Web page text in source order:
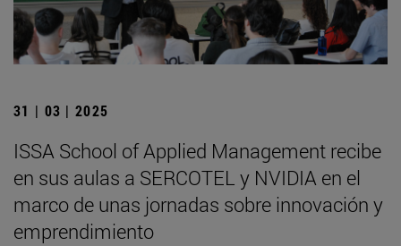
31 | 03 | 2025
ISSA School of Applied Management recibe
en sus aulas a SERCOTEL y NVIDIA en el
marco de unas jornadas sobre innovación y
emprendimiento